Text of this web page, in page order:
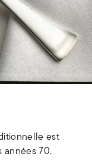
est
années 70.